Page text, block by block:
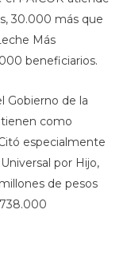
30.000 más que
Más
beneficiarios.
Gobierno de la
como
especialmente
por Hijo,
de pesos